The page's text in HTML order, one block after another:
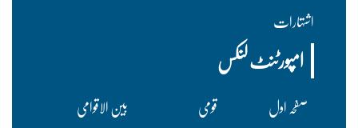
اشتہارات
امپورٹنٹ لنکس
صفحہ اول قومی
بین الاقوامی